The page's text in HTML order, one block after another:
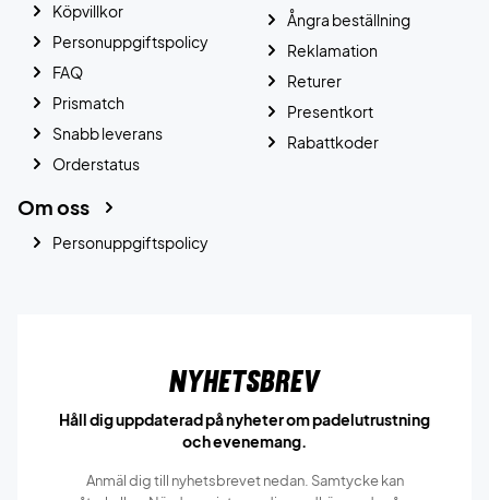
Köpvillkor
Personuppgiftspolicy
FAQ
Prismatch
Snabb leverans
Orderstatus
Ångra beställning
Reklamation
Returer
Presentkort
Rabattkoder
Om oss
Personuppgiftspolicy
Nyhetsbrev
Håll dig uppdaterad på nyheter om padelutrustning
och evenemang.
Anmäl dig till nyhetsbrevet nedan. Samtycke kan